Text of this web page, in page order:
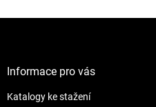
Informace pro vás
Katalogy ke stažení